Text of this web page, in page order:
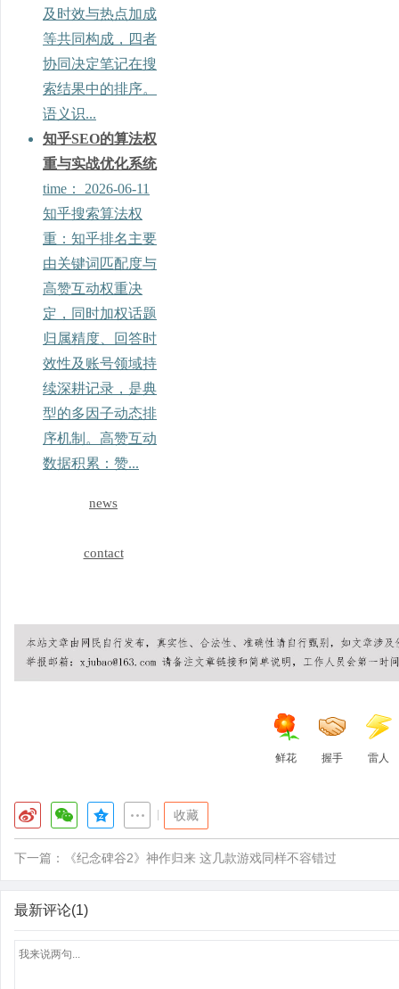
及时效与热点加成
等共同构成，四者
协同决定笔记在搜
索结果中的排序。
语义识...
知乎SEO的算法权
重与实战优化系统
time：
2026-06-11
知乎搜索算法权
重：知乎排名主要
由关键词匹配度与
高赞互动权重决
定，同时加权话题
归属精度、回答时
效性及账号领域持
续深耕记录，是典
型的多因子动态排
序机制。高赞互动
数据积累：赞...
news
contact
鲜花 握手 雷人
收藏
下一篇： 《纪念碑谷2》神作归来 这几款游戏同样不容错过
最新评论(1)